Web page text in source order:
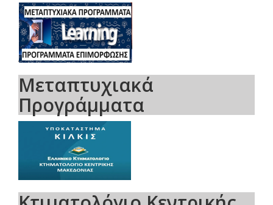
Μεταπτυχιακά
Προγράμματα